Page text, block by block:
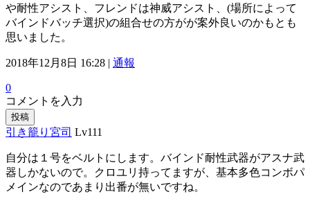
や耐性アシスト、フレンドは神威アシスト、(場所によって
バインドバッチ選択)の組合せの方がが案外良いのかもとも
思いました。
2018年12月8日 16:28 | 通報
0
コメントを入力
投稿
引き籠り宮司 Lv111
自分は１号をベルトにします。バインド耐性武器がアスナ武
器しかないので。クロユリ持ってますが、基本多色コンボパ
メインなのであまり出番が無いですね。